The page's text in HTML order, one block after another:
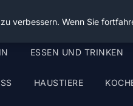
ESSEN UND TRINKEN
HAUSTIERE
verbessern. Wenn Sie